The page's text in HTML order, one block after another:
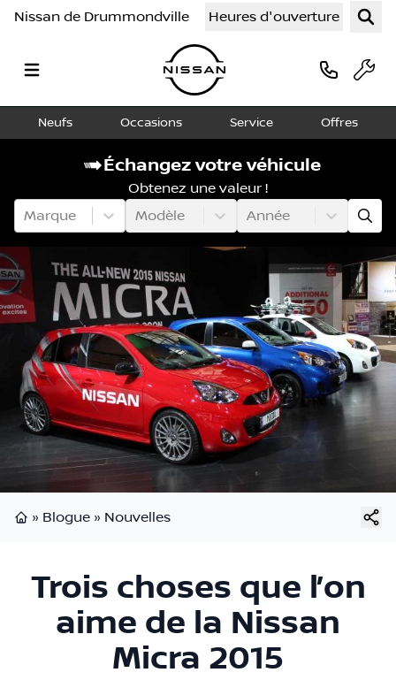
Nissan de Drummondville Heures d'ouverture
Neufs Occasions Service Offres
Échangez votre véhicule
Obtenez une valeur !
Marque
Modèle Année
» Blogue » Nouvelles
Trois choses que l’on
aime de la Nissan
Micra 2015